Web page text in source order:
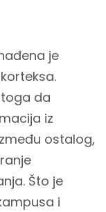
je
da
iz
ostalog,
Što je
i